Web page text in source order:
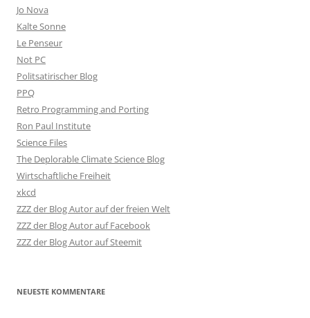
Jo Nova
Kalte Sonne
Le Penseur
Not PC
Politsatirischer Blog
PPQ
Retro Programming and Porting
Ron Paul Institute
Science Files
The Deplorable Climate Science Blog
Wirtschaftliche Freiheit
xkcd
ZZZ der Blog Autor auf der freien Welt
ZZZ der Blog Autor auf Facebook
ZZZ der Blog Autor auf Steemit
NEUESTE KOMMENTARE